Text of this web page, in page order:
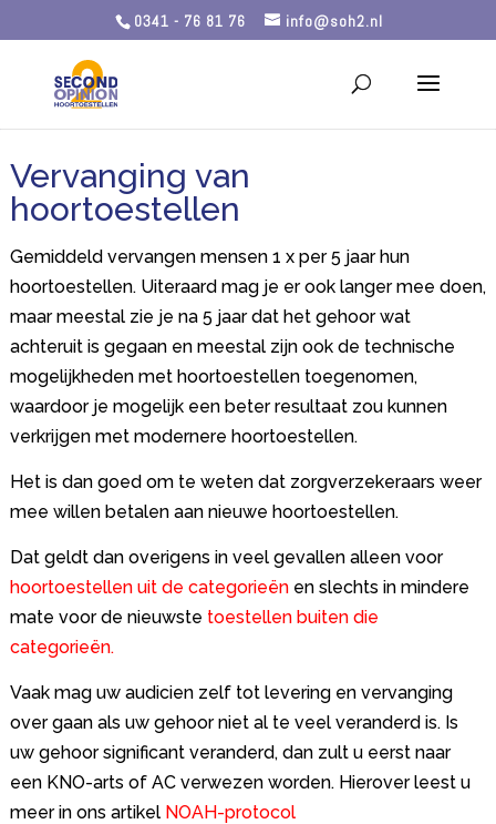
0341 - 76 81 76 info@soh2.nl
Vervanging van
hoortoestellen
Gemiddeld vervangen mensen 1 x per 5 jaar hun
hoortoestellen. Uiteraard mag je er ook langer mee doen,
maar meestal zie je na 5 jaar dat het gehoor wat
achteruit is gegaan en meestal zijn ook de technische
mogelijkheden met hoortoestellen toegenomen,
waardoor je mogelijk een beter resultaat zou kunnen
verkrijgen met modernere hoortoestellen.
Het is dan goed om te weten dat zorgverzekeraars weer
mee willen betalen aan nieuwe hoortoestellen.
Dat geldt dan overigens in veel gevallen alleen voor
hoortoestellen uit de categorieënen slechts in mindere
mate voor de nieuwste toestellen buiten die
categorieën.
Vaak mag uw audicien zelf tot levering en vervanging
over gaan als uw gehoor niet al te veel veranderd is. Is
uw gehoor significant veranderd, dan zult u eerst naar
een KNO-arts of AC verwezen worden. Hierover leest u
meer in ons artikel NOAH-protocol